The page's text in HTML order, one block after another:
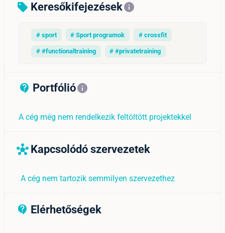
sell Keresőkifejezésekinfo
# sport # Sport programok # crossfit
# #functionaltraining # #privatetraining
contact_support_outline
Portfólióinfo
A cég még nem rendelkezik feltöltött projektekkel
hub Kapcsolódó szervezetek
A cég nem tartozik semmilyen szervezethez
contact_support_outline
Elérhetőségek